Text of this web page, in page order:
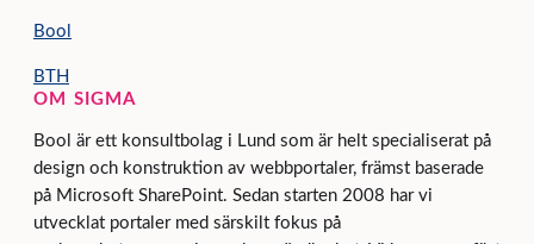
Bool
BTH
OM SIGMA
Bool är ett konsultbolag i Lund som är helt specialiserat på
design och konstruktion av webbportaler, främst baserade
på Microsoft SharePoint. Sedan starten 2008 har vi
utvecklat portaler med särskilt fokus på